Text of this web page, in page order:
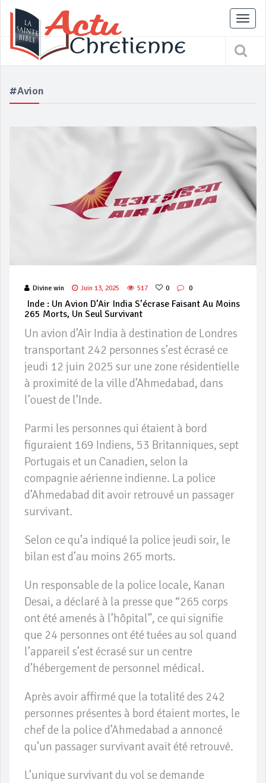
#Avion
Divine win Juin 13, 2025 517 0 0
Inde : Un Avion D’Air India S’écrase Faisant Au Moins
265 Morts, Un Seul Survivant
Un avion d’Air India à destination de Londres
transportant 242 personnes s’est écrasé ce
jeudi 12 juin 2025 sur une zone résidentielle
à proximité de la ville d’Ahmedabad, dans
l’ouest de l’Inde.
Parmi les personnes qui étaient à bord
figuraient 169 Indiens, 53 Britanniques, sept
Portugais et un Canadien, selon la
compagnie aérienne indienne. La police
d’Ahmedabad dit avoir retrouvé un passager
survivant.
Selon ce qu’a indiqué la police jeudi soir, le
bilan est d’au moins 265 morts.
Un responsable de la police locale, Kanan
Desai, a déclaré à la presse que “265 corps
ont été amenés à l’hôpital”, ce qui signifie
que 24 personnes ont été tuées au sol quand
l’appareil s’est écrasé sur un centre
d’hébergement de personnel médical.
Après avoir affirmé que la totalité des 242
personnes présentes à bord étaient mortes, le
chef de la police d’Ahmedabad a annoncé
qu’un passager survivant avait été retrouvé.
L’unique survivant du vol se demande